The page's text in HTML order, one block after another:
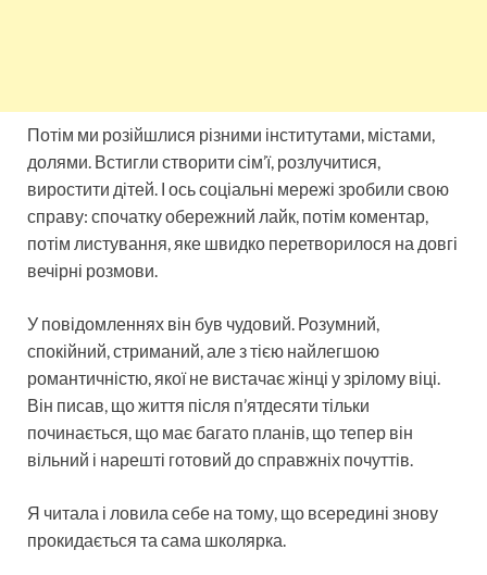
Потім ми розійшлися різними інститутами, містами,
долями. Встигли створити сім’ї, розлучитися,
виростити дітей. І ось соціальні мережі зробили свою
справу: спочатку обережний лайк, потім коментар,
потім листування, яке швидко перетворилося на довгі
вечірні розмови.
У повідомленнях він був чудовий. Розумний,
спокійний, стриманий, але з тією найлегшою
романтичністю, якої не вистачає жінці у зрілому віці.
Він писав, що життя після п’ятдесяти тільки
починається, що має багато планів, що тепер він
вільний і нарешті готовий до справжніх почуттів.
Я читала і ловила себе на тому, що всередині знову
прокидається та сама школярка.